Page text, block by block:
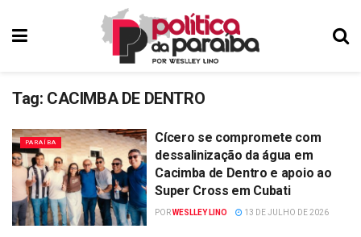
Tag: CACIMBA DE DENTRO
PARAÍBA
Cícero se compromete com
dessalinização da água em
Cacimba de Dentro e apoio ao
Super Cross em Cubati
PORWESLLEY LINO 13 DE JULHO DE 2026